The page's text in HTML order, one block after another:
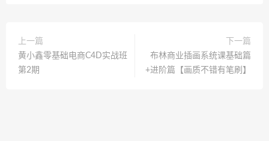
上一篇
黄小鑫零基础电商C4D实战班
第2期
下一篇
布林商业插画系统课基础篇
+进阶篇【画质不错有笔刷】